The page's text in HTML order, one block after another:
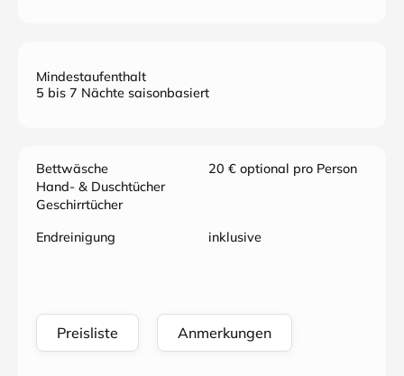
Mindestaufenthalt
5 bis 7 Nächte saisonbasiert
Bettwäsche
Hand- & Duschtücher
Geschirrtücher
20 € optional pro Person
Endreinigung inklusive
Preisliste Anmerkungen